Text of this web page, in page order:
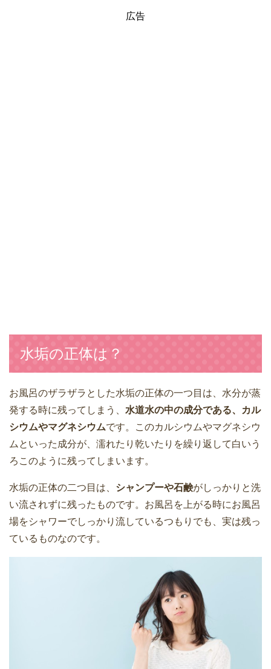
広告
水垢の正体は？
お風呂のザラザラとした水垢の正体の一つ目は、水分が蒸
発する時に残ってしまう、 水道水の中の成分である、カル
シウムやマグネシウムです。このカルシウムやマグネシウ
ムといった成分が、濡れたり乾いたりを繰り返して白いう
ろこのように残ってしまいます。
水垢の正体の二つ目は、 シャンプーや石鹸がしっかりと洗
い流されずに残ったものです。お風呂を上がる時にお風呂
場をシャワーでしっかり流しているつもりでも、実は残っ
ているものなのです。